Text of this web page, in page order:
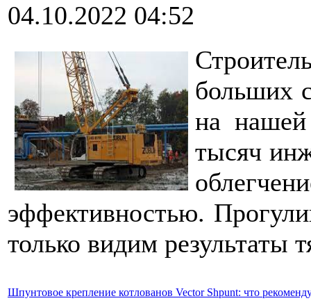
04.10.2022 04:52
больших
на
тысяч
эффективностью.
только видим
Шпунтовое крепление котлованов Vector Shpunt: что